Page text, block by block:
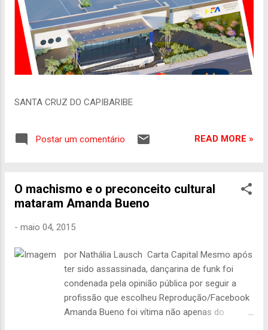
SANTA CRUZ DO CAPIBARIBE
Postar um comentário READ MORE »
O machismo e o preconceito cultural
mataram Amanda Bueno
- maio 04, 2015
por Nathália Lausch Carta Capital Mesmo após
ter sido assassinada, dançarina de funk foi
condenada pela opinião pública por seguir a
profissão que escolheu Reprodução/Facebook
Amanda Bueno foi vítima não apenas do